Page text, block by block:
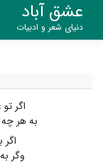
عشق آباد
دنیای شعر و ادبیات
اگر
به هر
وگر